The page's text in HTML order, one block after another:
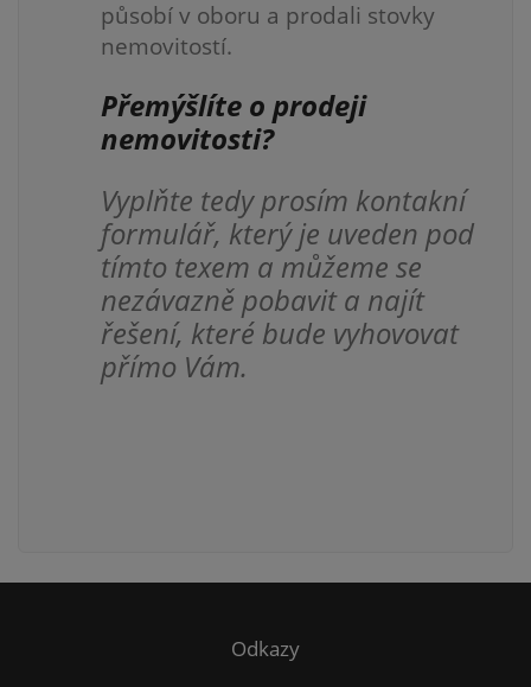
působí v oboru a prodali stovky
nemovitostí.
Přemýšlíte o prodeji
nemovitosti?
Vyplňte tedy prosím kontakní
formulář, který je uveden pod
tímto texem a můžeme se
nezávazně pobavit a najít
řešení, které bude vyhovovat
přímo Vám.
Odkazy